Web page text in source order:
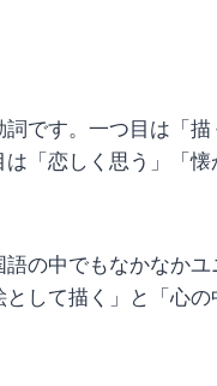
です。一つ目は「
「恋しく思う」「
の中でもなかなか
して描く」と「心